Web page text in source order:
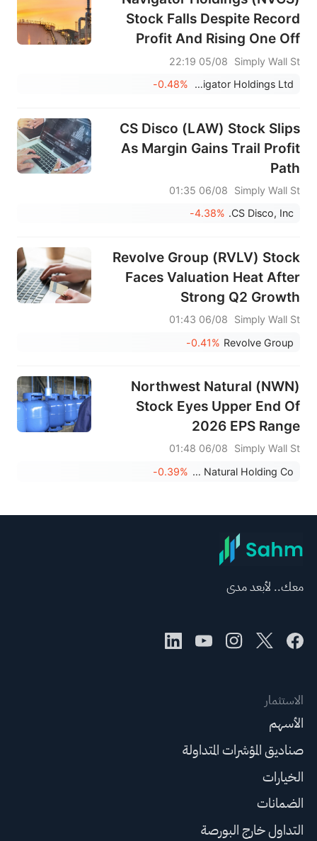
Stock Falls Despite Record
Profit And Rising One Off
Risks
Simply Wall St
05/08 22:19
Navigator Holdings Ltd.
-0.48%
CS Disco (LAW) Stock Slips
As Margin Gains Trail Profit
Path
Simply Wall St
06/08 01:35
CS Disco, Inc.
-4.38%
Revolve Group (RVLV) Stock
Faces Valuation Heat After
Strong Q2 Growth
Simply Wall St
06/08 01:43
Revolve Group
-0.41%
Northwest Natural (NWN)
Stock Eyes Upper End Of
2026 EPS Range
Simply Wall St
06/08 01:48
Northwest Natural Holding Co.
-0.39%
معك.. لأبعد مدى
الاستثمار
الأسهم
صناديق المؤشرات المتداولة
الخيارات
الضمانات
التداول خارج البورصة